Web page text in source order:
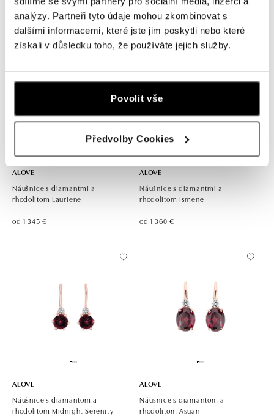
analýzy. Partneři tyto údaje mohou zkombinovat s
dalšími informacemi, které jste jim poskytli nebo které
získali v důsledku toho, že používáte jejich služby.
Povolit vše
Předvolby Cookies
ALOVE
Náušnice s diamantmi a
rhodolitom Lauriene
od 1 345 €
ALOVE
Náušnice s diamantmi a
rhodolitom Ismene
od 1 360 €
ALOVE
Náušnice s diamantom a
rhodolitom Midnight Serenity
ALOVE
Náušnice s diamantom a
rhodolitom Asuan